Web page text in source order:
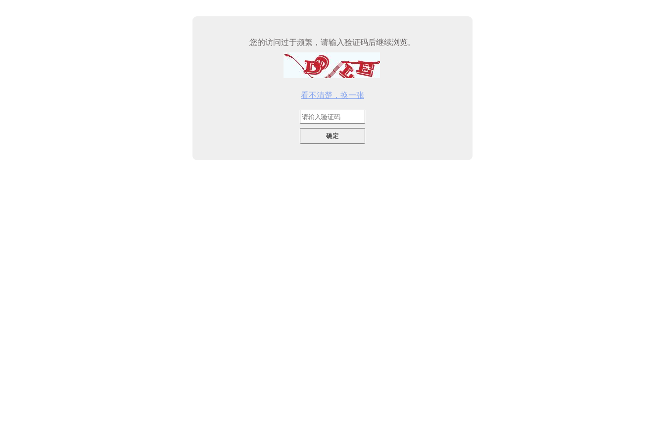
您的访问过于频繁，请输入验证码后继续浏览。
看不清楚，换一张